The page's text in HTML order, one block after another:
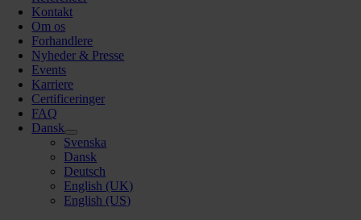
Kontakt
Om os
Forhandlere
Nyheder & Presse
Events
Karriere
Certificeringer
FAQ
Dansk
Svenska
Dansk
Deutsch
English (UK)
English (US)